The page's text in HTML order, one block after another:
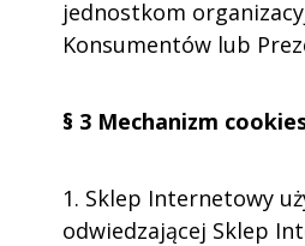
jednostkom
Konsumentów lub
§ 3 Mechanizm
1. Sklep Internetowy
odwiedzającej Sklep